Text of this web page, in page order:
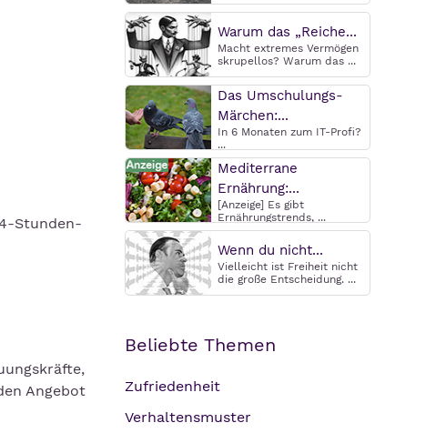
Stunden-
Angebot
Warum das „Reiche...
Macht extremes Vermögen
skrupellos? Warum das ...
Das Umschulungs-
Märchen:...
In 6 Monaten zum IT-Profi?
...
Mediterrane
Ernährung:...
[Anzeige] Es gibt
Ernährungstrends, ...
Wenn du nicht...
Vielleicht ist Freiheit nicht
die große Entscheidung. ...
Beliebte Themen
Zufriedenheit
Verhaltensmuster